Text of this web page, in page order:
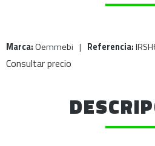
Marca:Oemmebi | Referencia:
Consultar precio